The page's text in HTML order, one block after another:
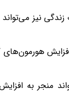
نیز
منجر به